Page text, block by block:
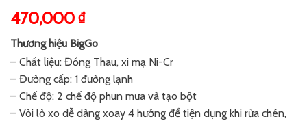
470,000 ₫
Thương hiệu BigGo
– Chất liệu: Đồng Thau, xi mạ Ni-Cr
– Đường cấp: 1 đường lạnh
– Chế độ: 2 chế độ phun mưa và tạo bột
– Vòi lò xo dễ dàng xoay 4 hướng để tiện dụng khi rửa chén,